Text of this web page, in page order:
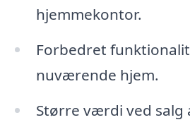
hjemmekontor.
Forbedret
nuværende hjem.
Større værdi ved salg